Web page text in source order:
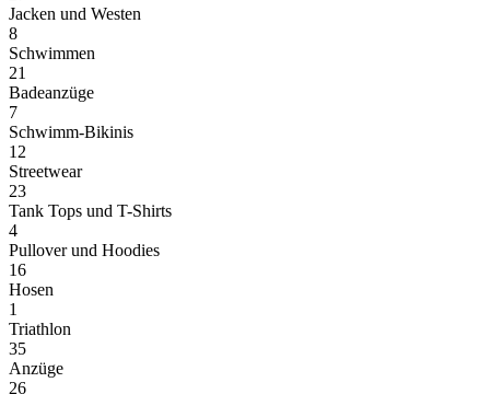
Jacken und Westen
8
Schwimmen
21
Badeanzüge
7
Schwimm-Bikinis
12
Streetwear
23
Tank Tops und T-Shirts
4
Pullover und Hoodies
16
Hosen
1
Triathlon
35
Anzüge
26